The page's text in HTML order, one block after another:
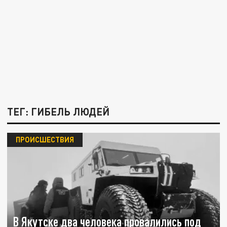
ТЕГ: ГИБЕЛЬ ЛЮДЕЙ
В Якутске два человека провалились под
ПРОИСШЕСТВИЯ